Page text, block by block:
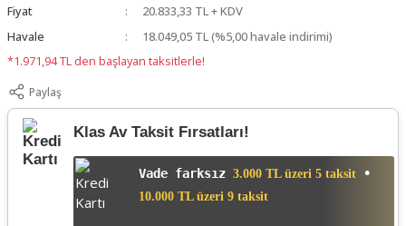
Fiyat
20.833,33 TL + KDV
Havale
18.049,05 TL (%5,00 havale indirimi)
*1.971,94 TL den başlayan taksitlerle!
Paylaş
Klas Av Taksit Fırsatları!
Vade farksız 3.000 TL üzeri 5 taksit •
10.000 TL üzeri 9 taksit